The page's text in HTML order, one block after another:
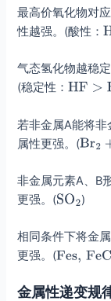
最高价氧化物对
性越强。(酸性：
气态氢化物越稳
(稳定性：
若非金属A能将
属性更强。(
非金属元素A、B
更强。(
)
相同条件下将金
更强。(
金属性递变规